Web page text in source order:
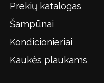
Prekių katalogas
Šampūnai
Kondicionieriai
Kaukės plaukams